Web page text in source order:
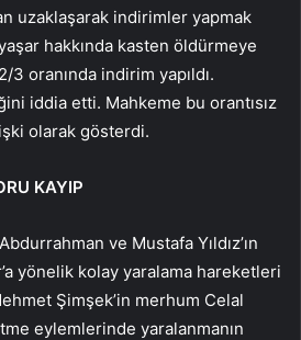
uzaklaşarak indirimler yapmak
hakkında kasten öldürmeye
3 oranında indirim yapıldı.
iddia etti. Mahkeme bu orantısız
olarak gösterdi.
KAYIP
ve Mustafa Yıldız’ın
yönelik kolay yaralama hareketleri
Şimşek’in merhum Celal
eylemlerinde yaralanmanın